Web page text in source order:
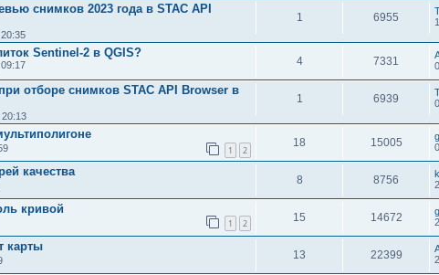
снимков 2023 года в STAC API
1 6955
Sentinel-2 в QGIS?
4 7331
отборе снимков STAC API Browser в
1 6939
1 2
18 15005
качества
8 8756
кривой
1 2
15 14672
карты
13 22399